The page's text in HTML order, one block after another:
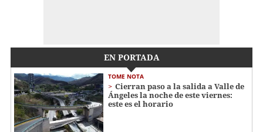
EN PORTADA
TOME NOTA
Cierran paso a la salida a Valle de
Ángeles la noche de este viernes:
este es el horario